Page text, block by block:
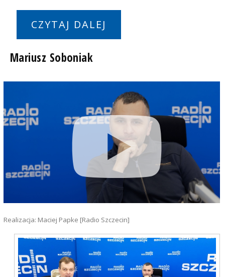
CZYTAJ DALEJ
Mariusz Soboniak
Realizacja: Maciej Papke [Radio Szczecin]